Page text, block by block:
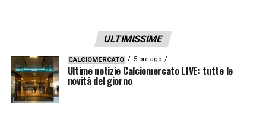
ULTIMISSIME
CALCIOMERCATO 5 ore ago
Ultime notizie Calciomercato LIVE: tutte le
novità del giorno